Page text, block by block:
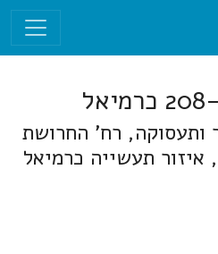
מסחר ותעסוקה, רח' החרושת